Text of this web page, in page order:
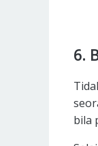
6.
bila